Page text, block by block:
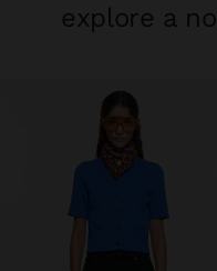
explore a